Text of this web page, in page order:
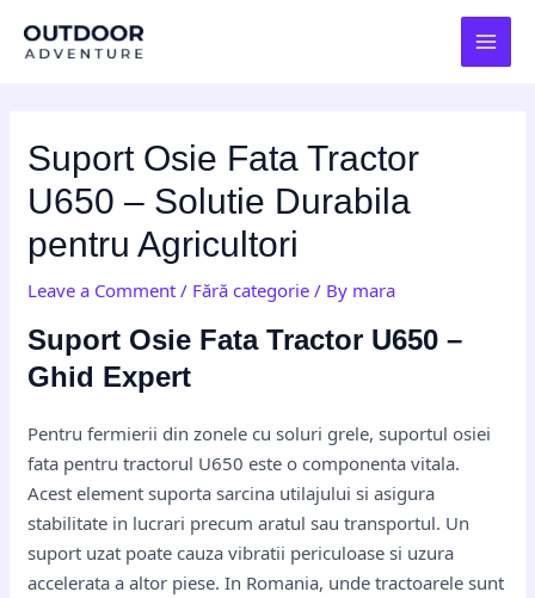
Suport Osie Fata Tractor
U650 – Solutie Durabila
pentru Agricultori
Leave a Comment / Fără categorie / By mara
Suport Osie Fata Tractor U650 –
Ghid Expert
Pentru fermierii din zonele cu soluri grele, suportul osiei
fata pentru tractorul U650 este o componenta vitala.
Acest element suporta sarcina utilajului si asigura
stabilitate in lucrari precum aratul sau transportul. Un
suport uzat poate cauza vibratii periculoase si uzura
accelerata a altor piese. In Romania, unde tractoarele sunt
navigation